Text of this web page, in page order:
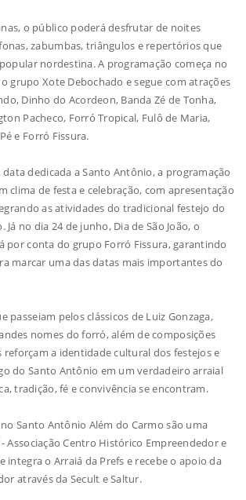
o público poderá desfrutar de noites
zabumbas, triângulos e repertórios que
nordestina. A programação começa no
grupo Xote Debochado e segue com atrações
Dinho do Acordeon, Banda Zé de Tonha,
Pacheco, Forró Tropical, Fulô de Maria,
e Forró Fissura.
dedicada a Santo Antônio, a programação
clima de festa e celebração, com apresentação
as atividades do tradicional festejo do
no dia 24 de junho, Dia de São João, o
por conta do grupo Forró Fissura, garantindo
marcar uma das datas mais importantes do
passeiam pelos clássicos de Luiz Gonzaga,
nomes do forró, além de composições
reforçam a identidade cultural dos festejos e
do Santo Antônio em um verdadeiro arraial
tradição, fé e convivência se encontram.
Santo Antônio Além do Carmo são uma
- Associação Centro Histórico Empreendedor e
integra o Arraiá da Prefs e recebe o apoio da
através da Secult e Saltur.